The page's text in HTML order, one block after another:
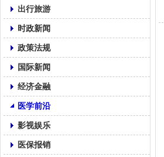
出行旅游
时政新闻
政策法规
国际新闻
经济金融
医学前沿
影视娱乐
医保报销